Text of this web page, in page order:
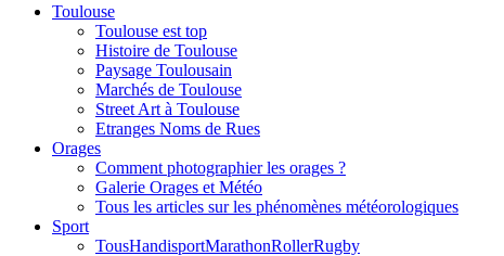
Toulouse
Toulouse est top
Histoire de Toulouse
Paysage Toulousain
Marchés de Toulouse
Street Art à Toulouse
Etranges Noms de Rues
Orages
Comment photographier les orages ?
Galerie Orages et Météo
Tous les articles sur les phénomènes météorologiques
Sport
TousHandisportMarathonRollerRugby